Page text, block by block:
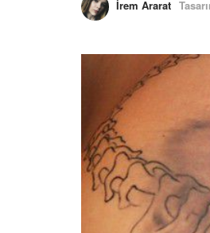
İrem Ararat